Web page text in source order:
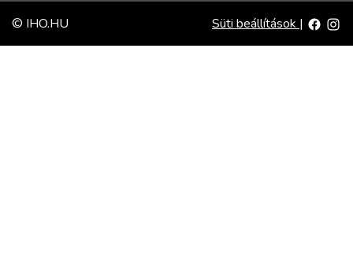
© IHO.HU Süti beállítások |